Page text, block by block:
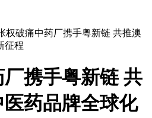
权破痛中药厂携手粤新链 共推澳
征程
携手粤新链 共
药品牌全球化